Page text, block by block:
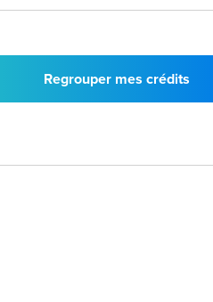
Regrouper mes crédits